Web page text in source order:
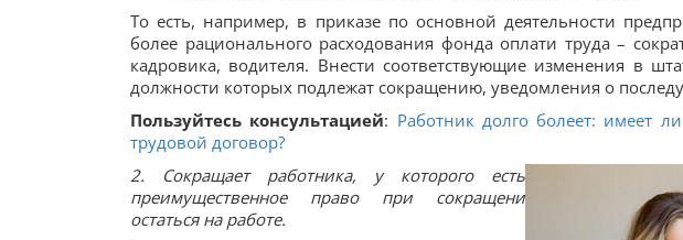
То есть, например, в приказе по основной деятельности
более рационального расходования фонда оплати труда –
кадровика, водителя. Внести соответствующие изменения в
должности которых подлежат сокращению, уведомления о
Пользуйтесь консультацией: Работник долго болеет: имеет
трудовой договор?
2. Сокращает работника, у которого есть
преимущественное право при сокращени
остаться на работе.